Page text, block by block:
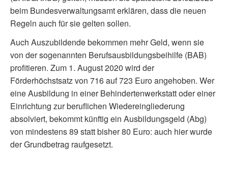
beim Bundesverwaltungsamt erklären, dass die neuen
Regeln auch für sie gelten sollen.
Auch Auszubildende bekommen mehr Geld, wenn sie
von der sogenannten Berufsausbildungsbeihilfe (BAB)
profitieren. Zum 1. August 2020 wird der
Förderhöchstsatz von 716 auf 723 Euro angehoben. Wer
eine Ausbildung in einer Behindertenwerkstatt oder einer
Einrichtung zur beruflichen Wiedereingliederung
absolviert, bekommt künftig ein Ausbildungsgeld (Abg)
von mindestens 89 statt bisher 80 Euro: auch hier wurde
der Grundbetrag raufgesetzt.